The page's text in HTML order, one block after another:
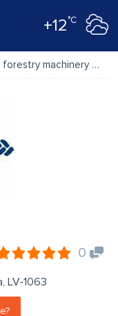
+12°C
forestry machinery
0
LV-1063